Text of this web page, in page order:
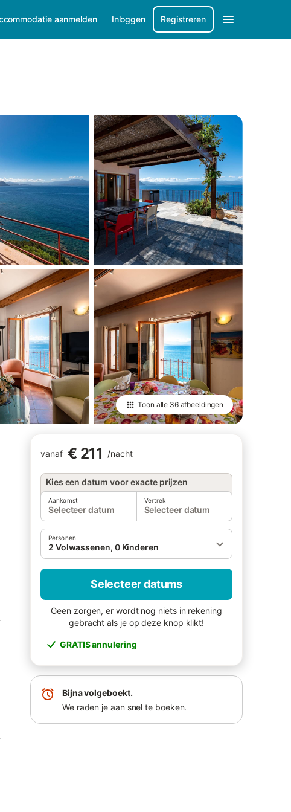
aanmelden Inloggen Registreren
Toon alle 36 afbeeldingen
vanaf € 211 /nacht
Kies een datum voor exacte prijzen
Aankomst
Selecteer datum
Vertrek
Selecteer datum
Personen
2 Volwassenen, 0 Kinderen
Selecteer datums
Geen zorgen, er wordt nog niets in rekening
gebracht als je op deze knop klikt!
GRATIS annulering
Bijna volgeboekt.
We raden je aan snel te boeken.